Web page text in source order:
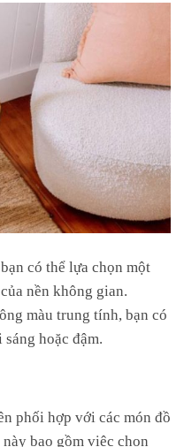
có thể lựa chọn một
nền không gian.
màu trung tính, bạn có
hoặc đậm.
phối hợp với các món đồ
bao gồm việc chọn